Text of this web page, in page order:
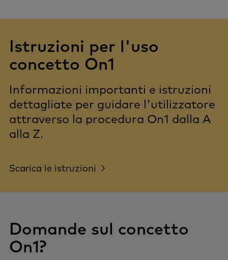
Istruzioni per l'uso
concetto On1
Informazioni importanti e istruzioni
dettagliate per guidare l'utilizzatore
attraverso la procedura On1 dalla A
alla Z.
Scarica le istruzioni
Domande sul concetto
On1?